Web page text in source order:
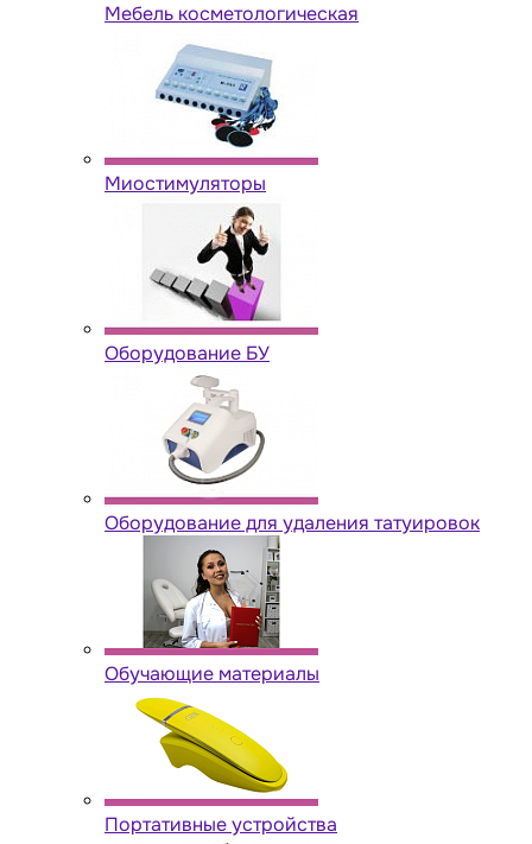
Мебель косметологическая
Миостимуляторы
Оборудование БУ
Оборудование для удаления татуировок
Обучающие материалы
Портативные устройства